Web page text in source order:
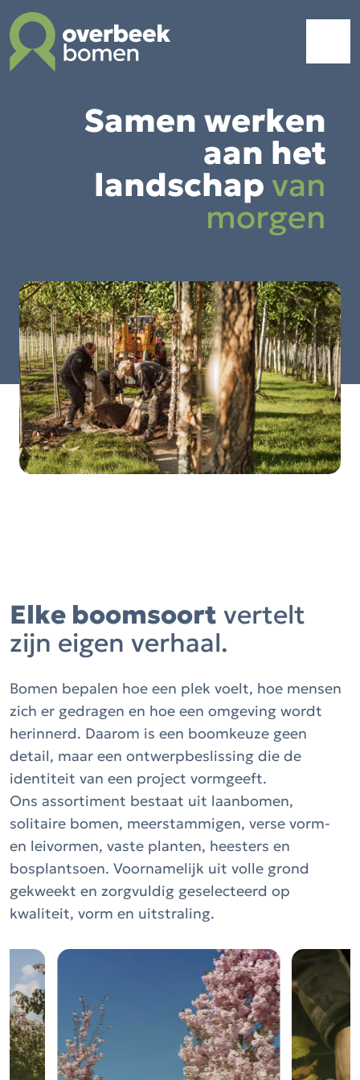
Samen werken
aan het
landschap van
morgen
Elke boomsoort vertelt
zijn eigen verhaal.
Bomen bepalen hoe een plek voelt, hoe mensen
zich er gedragen en hoe een omgeving wordt
herinnerd. Daarom is een boomkeuze geen
detail, maar een ontwerpbeslissing die de
identiteit van een project vormgeeft.
Ons assortiment bestaat uit laanbomen,
solitaire bomen, meerstammigen, verse vorm-
en leivormen, vaste planten, heesters en
bosplantsoen. Voornamelijk uit volle grond
gekweekt en zorgvuldig geselecteerd op
kwaliteit, vorm en uitstraling.